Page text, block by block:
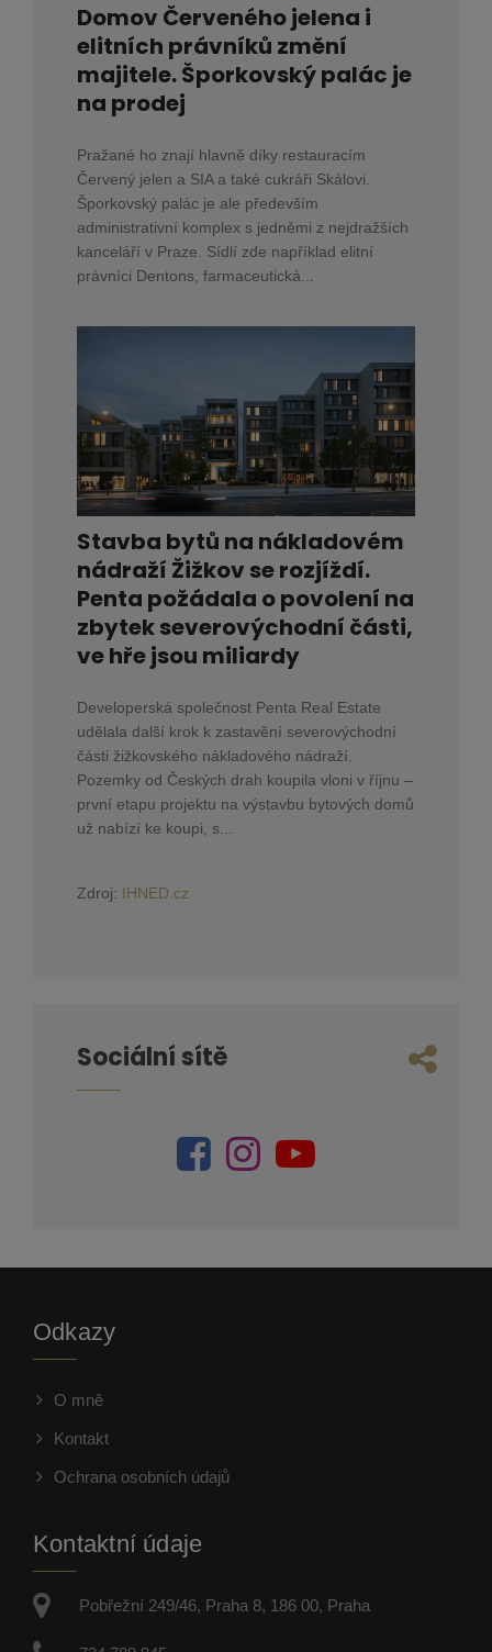
Domov Červeného jelena i
elitních právníků změní
majitele. Šporkovský palác je
na prodej
Pražané ho znají hlavně díky restauracím
Červený jelen a SIA a také cukráři Skálovi.
Šporkovský palác je ale především
administrativní komplex s jedněmi z nejdražších
kanceláří v Praze. Sídlí zde například elitní
právníci Dentons, farmaceutická...
Stavba bytů na nákladovém
nádraží Žižkov se rozjíždí.
Penta požádala o povolení na
zbytek severovýchodní části,
ve hře jsou miliardy
Developerská společnost Penta Real Estate
udělala další krok k zastavění severovýchodní
části žižkovského nákladového nádraží.
Pozemky od Českých drah koupila vloni v říjnu –
první etapu projektu na výstavbu bytových domů
už nabízí ke koupi, s...
Zdroj: IHNED.cz
Sociální sítě
Odkazy
O mně
Kontakt
Ochrana osobních údajů
Kontaktní údaje
Pobřežní 249/46, Praha 8, 186 00, Praha